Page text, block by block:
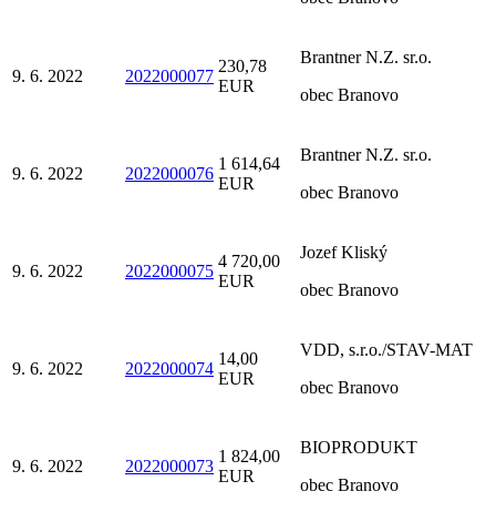
9. 6. 2022 2022000077
230,78
EUR
Brantner N.Z. sr.o.
obec Branovo
9. 6. 2022 2022000076
1 614,64
EUR
Brantner N.Z. sr.o.
obec Branovo
9. 6. 2022 2022000075
4 720,00
EUR
Jozef Kliský
obec Branovo
9. 6. 2022 2022000074
14,00
EUR
VDD, s.r.o./STAV-MAT
obec Branovo
9. 6. 2022 2022000073
1 824,00
EUR
BIOPRODUKT
obec Branovo